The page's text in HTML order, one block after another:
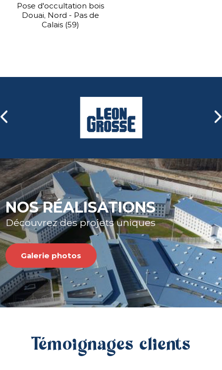
portails industriels, avec ou
sans automatisme, que nous
pouvons intégrer dans vos
clôtures.
En savoir plus
Pose d'occultation bois
Douai, Nord - Pas de
Calais (59)
NOS RÉALISATIONS
Découvrez des projets uniques
Galerie photos
Témoignages clients